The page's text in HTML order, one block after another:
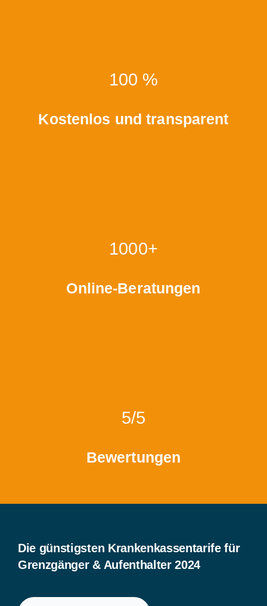
100 %
Kostenlos und transparent
1000+
Online-Beratungen
5/5
Bewertungen
Die günstigsten Krankenkassentarife für
Grenzgänger & Aufenthalter 2024